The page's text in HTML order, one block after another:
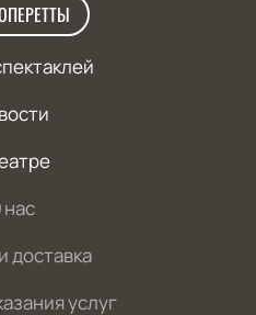
доставка
услуг